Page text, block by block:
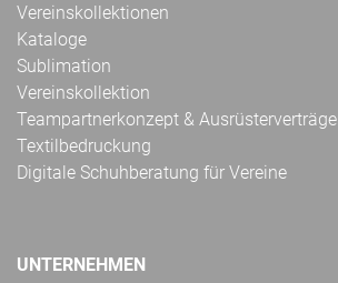
Vereinskollektionen
Kataloge
Sublimation
Vereinskollektion
Teampartnerkonzept & Ausrüsterverträge
Textilbedruckung
Digitale Schuhberatung für Vereine
UNTERNEHMEN